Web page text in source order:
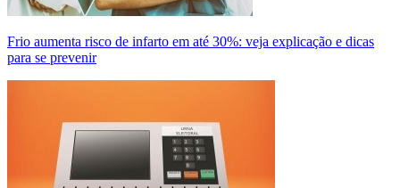
Frio aumenta risco de infarto em até 30%: veja explicação e dicas
para se prevenir